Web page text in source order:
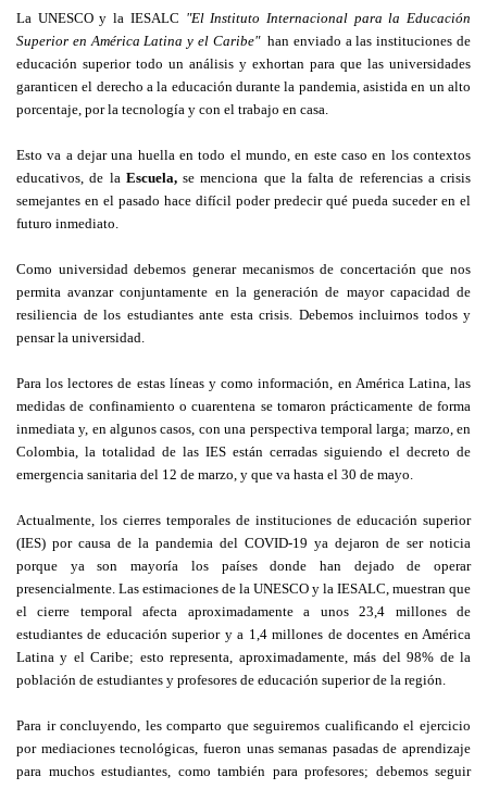
La UNESCO y la IESALC "El Instituto Internacional para la Educación
Superior en América Latina y el Caribe" han enviado a las instituciones de
educación superior todo un análisis y exhortan para que las universidades
garanticen el derecho a la educación durante la pandemia, asistida en un alto
porcentaje, por la tecnología y con el trabajo en casa.
Esto va a dejar una huella en todo el mundo, en este caso en los contextos
educativos, de la Escuela, se menciona que la falta de referencias a crisis
semejantes en el pasado hace difícil poder predecir qué pueda suceder en el
futuro inmediato.
Como universidad debemos generar mecanismos de concertación que nos
permita avanzar conjuntamente en la generación de mayor capacidad de
resiliencia de los estudiantes ante esta crisis. Debemos incluirnos todos y
pensar la universidad.
Para los lectores de estas líneas y como información, en América Latina, las
medidas de confinamiento o cuarentena se tomaron prácticamente de forma
inmediata y, en algunos casos, con una perspectiva temporal larga; marzo, en
Colombia, la totalidad de las IES están cerradas siguiendo el decreto de
emergencia sanitaria del 12 de marzo, y que va hasta el 30 de mayo.
Actualmente, los cierres temporales de instituciones de educación superior
(IES) por causa de la pandemia del COVID-19 ya dejaron de ser noticia
porque ya son mayoría los países donde han dejado de operar
presencialmente. Las estimaciones de la UNESCO y la IESALC, muestran que
el cierre temporal afecta aproximadamente a unos 23,4 millones de
estudiantes de educación superior y a 1,4 millones de docentes en América
Latina y el Caribe; esto representa, aproximadamente, más del 98% de la
población de estudiantes y profesores de educación superior de la región.
Para ir concluyendo, les comparto que seguiremos cualificando el ejercicio
por mediaciones tecnológicas, fueron unas semanas pasadas de aprendizaje
para muchos estudiantes, como también para profesores; debemos seguir